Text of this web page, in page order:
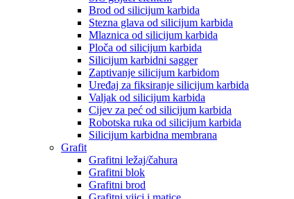
Brod od silicijum karbida
Stezna glava od silicijum karbida
Mlaznica od silicijum karbida
Ploča od silicijum karbida
Silicijum karbidni sagger
Zaptivanje silicijum karbidom
Uređaj za fiksiranje silicijum karbida
Valjak od silicijum karbida
Cijev za peć od silicijum karbida
Robotska ruka od silicijum karbida
Silicijum karbidna membrana
Grafit
Grafitni ležaj/čahura
Grafitni blok
Grafitni brod